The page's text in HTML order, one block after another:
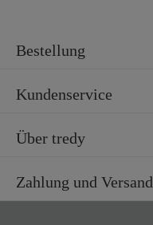
Bestellung
Kundenservice
Über tredy
Zahlung und Versand